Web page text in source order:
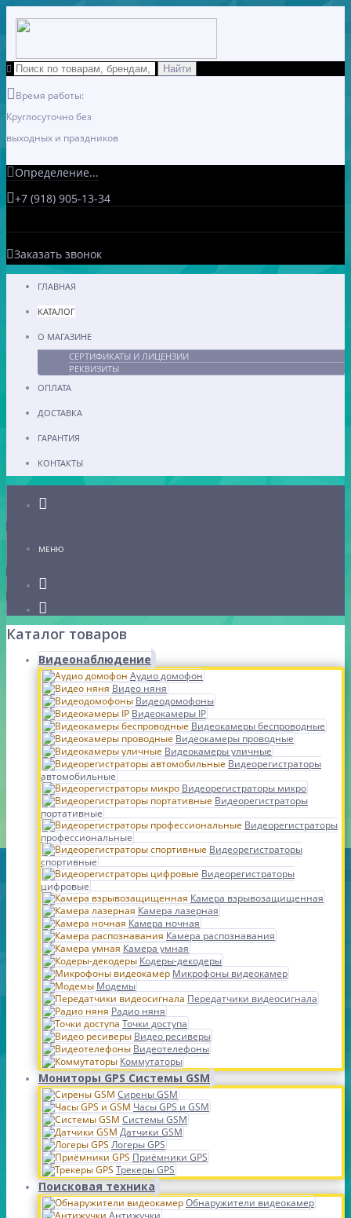
Время работы:
Круглосуточно без
выходных и праздников
Определение...
+7 (918) 905-13-34
Заказать звонок
ГЛАВНАЯ
КАТАЛОГ
О МАГАЗИНЕ
СЕРТИФИКАТЫ И ЛИЦЕНЗИИ
РЕКВИЗИТЫ
ОПЛАТА
ДОСТАВКА
ГАРАНТИЯ
КОНТАКТЫ
МЕНЮ
Каталог товаров
Видеонаблюдение
Аудио домофон
Видео няня
Видеодомофоны
Видеокамеры IP
Видеокамеры беспроводные
Видеокамеры проводные
Видеокамеры уличные
Видеорегистраторы
автомобильные
Видеорегистраторы микро
Видеорегистраторы
портативные
Видеорегистраторы
профессиональные
Видеорегистраторы
спортивные
Видеорегистраторы
цифровые
Камера взрывозащищенная
Камера лазерная
Камера ночная
Камера распознавания
Камера умная
Кодеры-декодеры
Микрофоны видеокамер
Модемы
Передатчики видеосигнала
Радио няня
Точки доступа
Видео ресиверы
Видеотелефоны
Коммутаторы
Мониторы GPS Системы GSM
Сирены GSM
Часы GPS и GSM
Системы GSM
Датчики GSM
Логеры GPS
Приёмники GPS
Трекеры GPS
Поисковая техника
Обнаружители видеокамер
Антижучки